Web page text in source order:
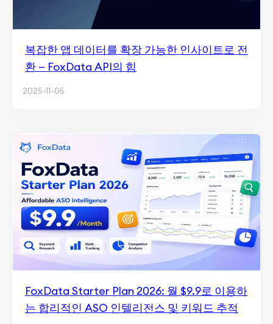
복잡한 앱 데이터를 확장 가능한 인사이트로 전
환 — FoxData API의 힘
2025-11-05
FoxData Starter Plan 2026: 월 $9.9로 이용하
는 합리적인 ASO 인텔리전스 및 키워드 추적